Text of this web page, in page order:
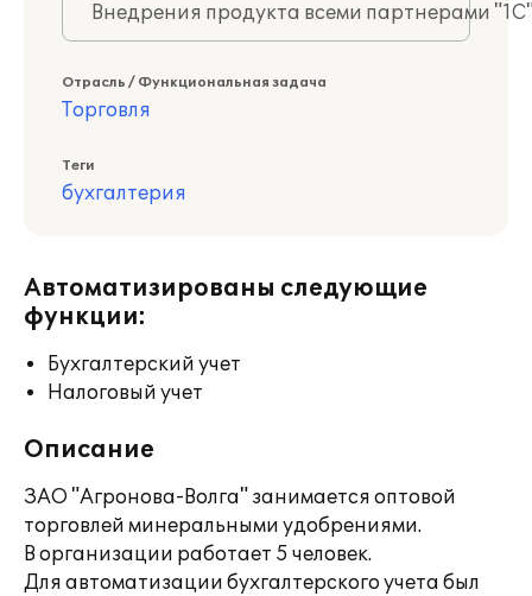
Внедрения продукта всеми партнерами
Отрасль / Функциональная задача
Торговля
Теги
бухгалтерия
Автоматизированы следующие
функции:
Бухгалтерский учет
Налоговый учет
Описание
ЗАО "Агронова-Волга" занимается оптовой
торговлей минеральными удобрениями.
В организации работает 5 человек.
Для автоматизации бухгалтерского учета был